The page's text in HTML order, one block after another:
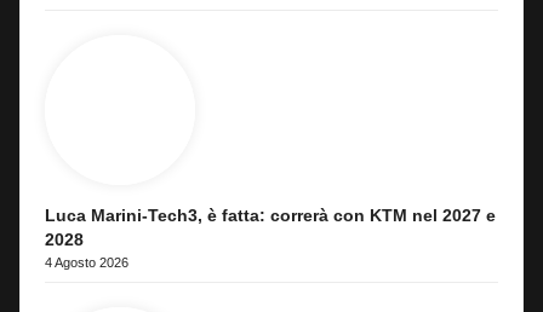
Luca Marini-Tech3, è fatta: correrà con KTM nel 2027 e
2028
4 Agosto 2026